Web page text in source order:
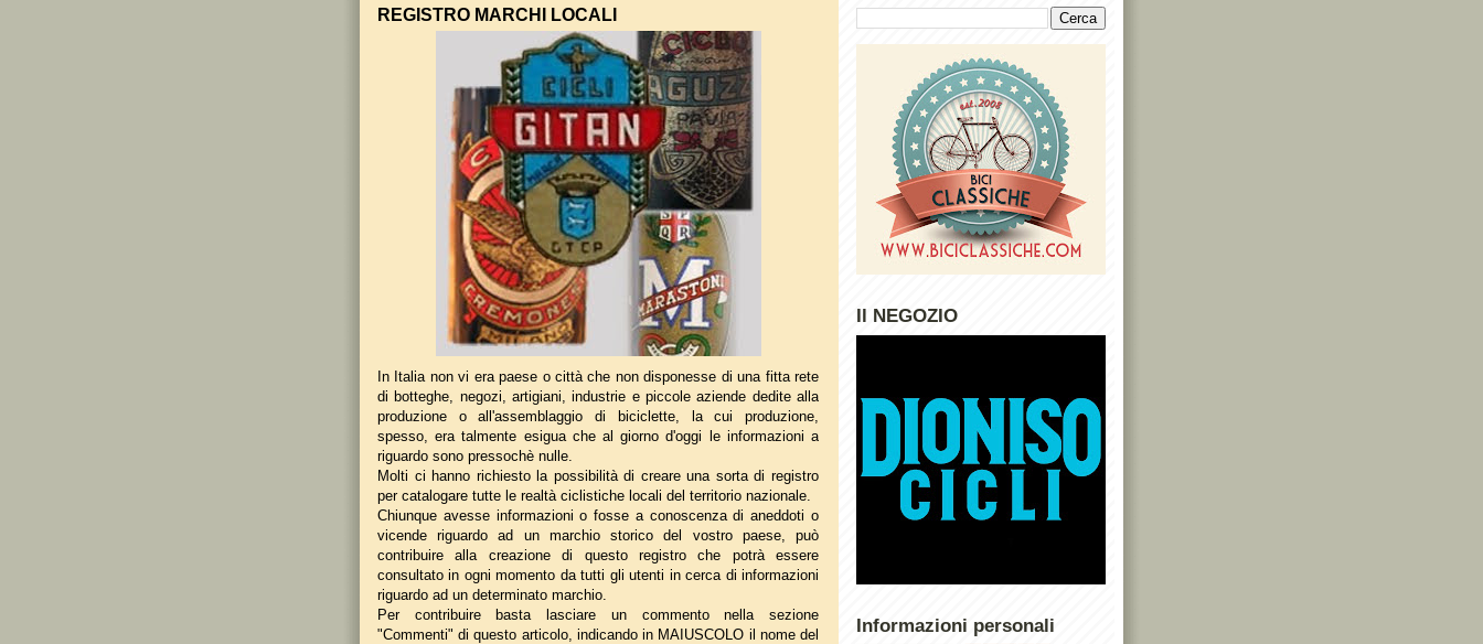
REGISTRO MARCHI LOCALI
In Italia non vi era paese o città che non disponesse di una fitta rete
di botteghe, negozi, artigiani, industrie e piccole aziende dedite alla
produzione o all'assemblaggio di biciclette, la cui produzione,
spesso, era talmente esigua che al giorno d'oggi le informazioni a
riguardo sono pressochè nulle.
Molti ci hanno richiesto la possibilità di creare una sorta di registro
per catalogare tutte le realtà ciclistiche locali del territorio nazionale.
Chiunque avesse informazioni o fosse a conoscenza di aneddoti o
vicende riguardo ad un marchio storico del vostro paese, può
contribuire alla creazione di questo registro che potrà essere
consultato in ogni momento da tutti gli utenti in cerca di informazioni
riguardo ad un determinato marchio.
Per contribuire basta lasciare un commento nella sezione
"Commenti" di questo articolo, indicando in MAIUSCOLO il nome del
Il NEGOZIO
Informazioni personali